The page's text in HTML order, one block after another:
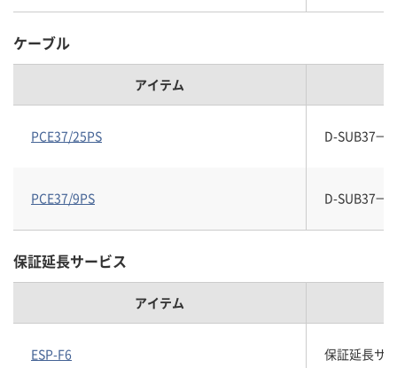
ケーブル
アイテム
PCE37/25PS D-
PCE37/9PS D-
保証延長サービス
アイテム
ESP-F6 保証延長サ